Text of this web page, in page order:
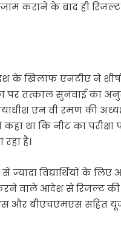
कराने के बाद ही
के खिलाफ एनटीए ने
पर तत्काल सुनवाई का
एन वी रमण की
था कि नीट का परीक्षा
है।
विद्यार्थियों के लिए
करने वाले आदेश से रिजल्ट
और बीएचएमएस सहित